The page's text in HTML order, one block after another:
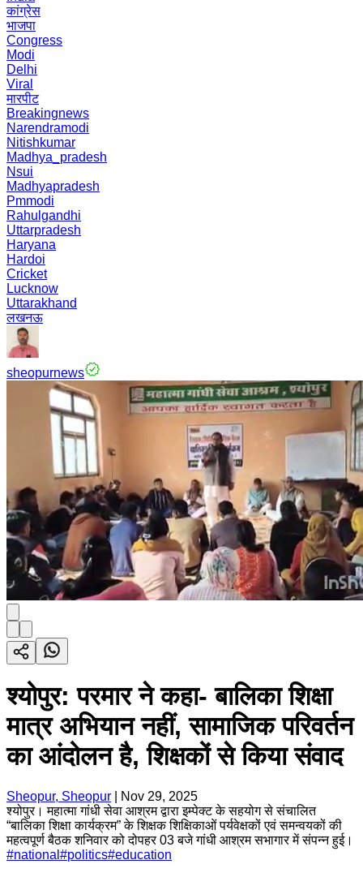
कांग्रेस
भाजपा
Congress
Modi
Delhi
Viral
मारपीट
Breakingnews
Narendramodi
Nitishkumar
Madhya_pradesh
Nsui
Madhyapradesh
Pmmodi
Rahulgandhi
Uttarpradesh
Haryana
Hardoi
Cricket
Lucknow
Uttarakhand
लखनऊ
sheopurnews
श्योपुर: परमार ने कहा- बालिका शिक्षा
मात्र अभियान नहीं, सामाजिक परिवर्तन
का आंदोलन है, शिक्षकों से किया संवाद
Sheopur, Sheopur
Nov 29, 2025
श्योपुर। महात्मा गांधी सेवा आश्रम द्वारा इम्पेक्ट के सहयोग से संचालित
“बालिका शिक्षा कार्यक्रम” के शिक्षक शिक्षिकाओं पर्यवेक्षकों एवं समन्वयकों की
महत्वपूर्ण बैठक शनिवार को दोपहर 03 बजे गांधी आश्रम सभागार में संपन्न हुई।
#national #politics#education